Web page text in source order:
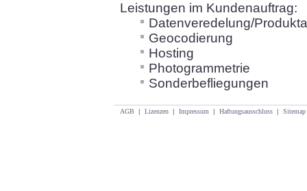
Leistungen im Kundenauftrag:
Datenveredelung/
Geocodierung
Hosting
Photogrammetrie
Sonderbefliegungen
AGB | Lizenzen | Impressum | Haftungsausschluss | Sitemap